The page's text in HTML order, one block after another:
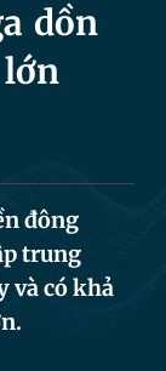
dồn
đông
trung
và có khả